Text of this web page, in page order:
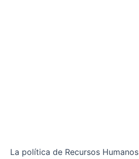
La política de Recursos